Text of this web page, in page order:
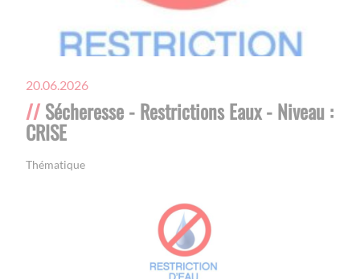
20.06.2026
Sécheresse - Restrictions Eaux - Niveau :
CRISE
Thématique